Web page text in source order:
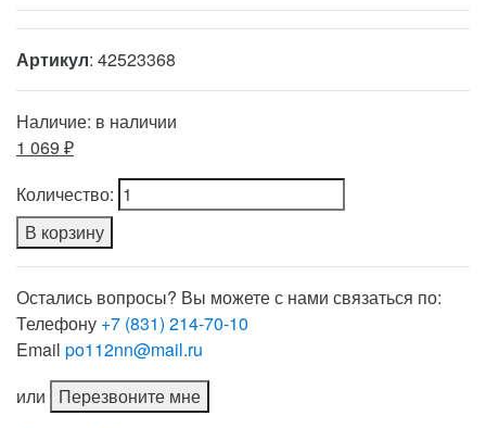
Артикул: 42523368
Наличие: в наличии
1 069 ₽
Количество:
В корзину
Остались вопросы? Вы можете с нами связаться по:
Телефону +7 (831) 214-70-10
Email po112nn@mail.ru
или
Перезвоните мне